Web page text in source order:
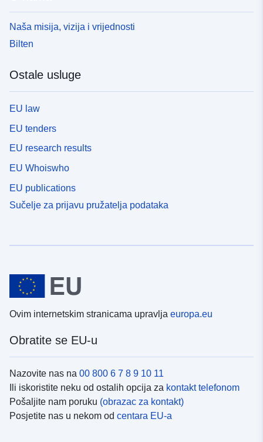
Naša misija, vizija i vrijednosti
Bilten
Ostale usluge
EU law
EU tenders
EU research results
EU Whoiswho
EU publications
Sučelje za prijavu pružatelja podataka
Ovim internetskim stranicama upravlja europa.eu
Obratite se EU-u
Nazovite nas na 00 800 6 7 8 9 10 11
Ili iskoristite neku od ostalih opcija za kontakt telefonom
Pošaljite nam poruku (obrazac za kontakt)
Posjetite nas u nekom od centara EU-a